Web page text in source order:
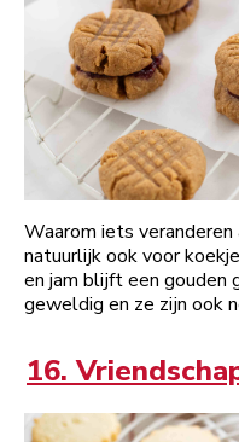
Waarom iets
natuurlijk ook voor
en jam blijft een gouden
geweldig en ze zijn ook
16.